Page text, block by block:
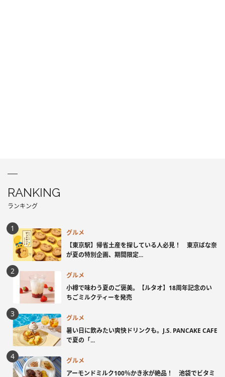
RANKING
ランキング
グルメ
【東京駅】帰省土産を探している人必見！ 東京ばな奈
が夏の特別企画、期間限定...
グルメ
小樽で味わう夏のご褒美。【ルタオ】18周年記念のい
ちごミルクティーを発売
グルメ
暑い日に飲みたい爽快ドリンクも。J.S. PANCAKE CAFE
で夏の「...
グルメ
アーモンドミルク100％かき氷が絶品！ 池袋でビタミ